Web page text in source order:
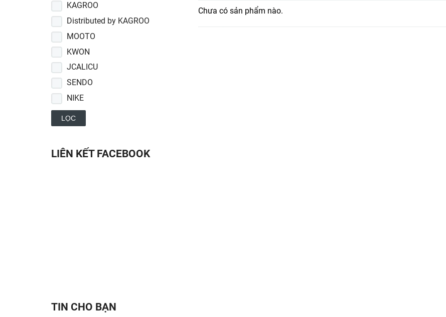
Chưa có sản phẩm nào.
KAGROO
Distributed by KAGROO
MOOTO
KWON
JCALICU
SENDO
NIKE
ADIDAS
LỌC
LIÊN KẾT FACEBOOK
TIN CHO BẠN